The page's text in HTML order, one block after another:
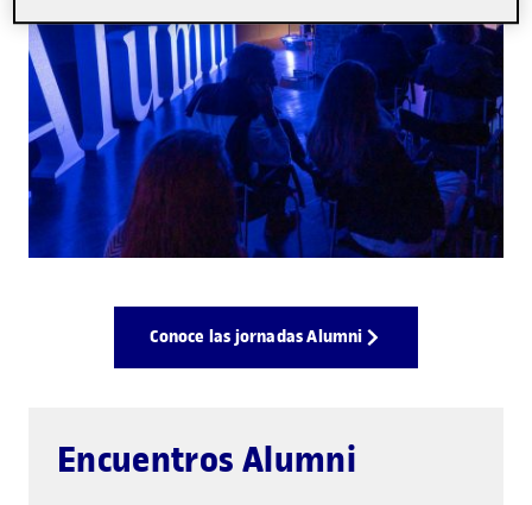
Conoce las jornadas Alumni
Encuentros Alumni